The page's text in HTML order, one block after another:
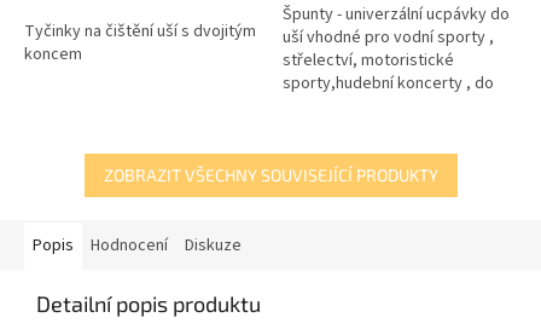
Tyčinky na čištění uší s dvojitým
koncem
5
hvězdiček.
Špunty - univerzální ucpávky do
uší vhodné pro vodní sporty ,
střelectví, motoristické
sporty,hudební koncerty , do
ZOBRAZIT VŠECHNY SOUVISEJÍCÍ PRODUKTY
Popis Hodnocení Diskuze
Detailní popis produktu